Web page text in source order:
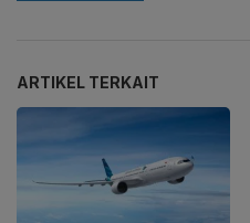
ARTIKEL TERKAIT